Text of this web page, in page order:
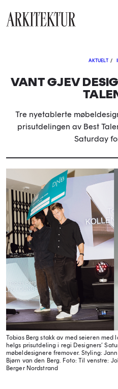
AKTUELT /
VANT GJEV
Tre nyetablerte
prisutdelingen av Best
Saturday
Tobias Berg stakk av med seieren
helgs prisutdeling i regi Designers’
møbeldesignere fremover. Styling:
Bjørn van den Berg. Foto: Til venstre:
Berger Nordstrand